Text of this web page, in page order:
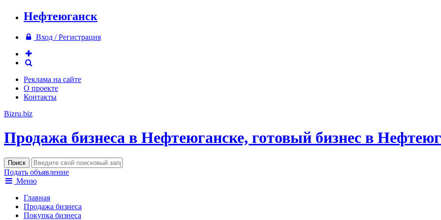
Нефтеюганск
Вход / Регистрация
Реклама на сайте
О проекте
Контакты
Bizru.biz
Продажа бизнеса в Нефтеюганске, готовый бизнес в
Подать объявление
Меню
Главная
Продажа бизнеса
Покупка бизнеса